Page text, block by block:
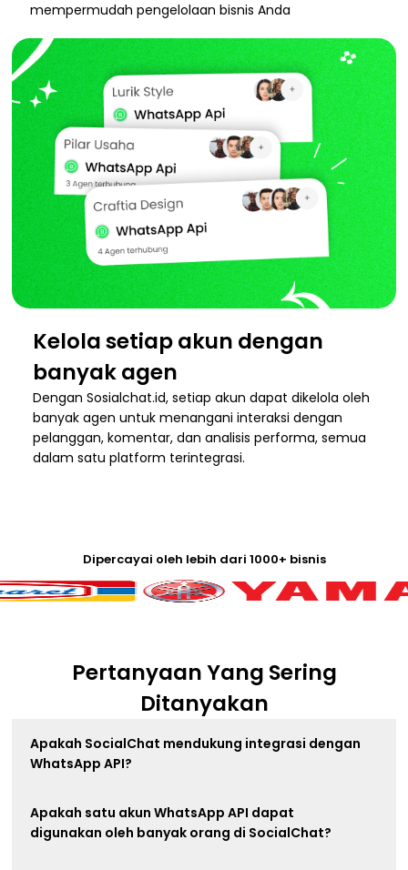
mempermudah pengelolaan bisnis Anda
Kelola setiap akun dengan
banyak agen
Dengan Sosialchat.id, setiap akun dapat dikelola oleh
banyak agen untuk menangani interaksi dengan
pelanggan, komentar, dan analisis performa, semua
dalam satu platform terintegrasi.
Dipercayai oleh lebih dari 1000+ bisnis
Pertanyaan Yang Sering
Ditanyakan
Apakah SocialChat mendukung integrasi dengan
WhatsApp API?
Apakah satu akun WhatsApp API dapat
digunakan oleh banyak orang di SocialChat?